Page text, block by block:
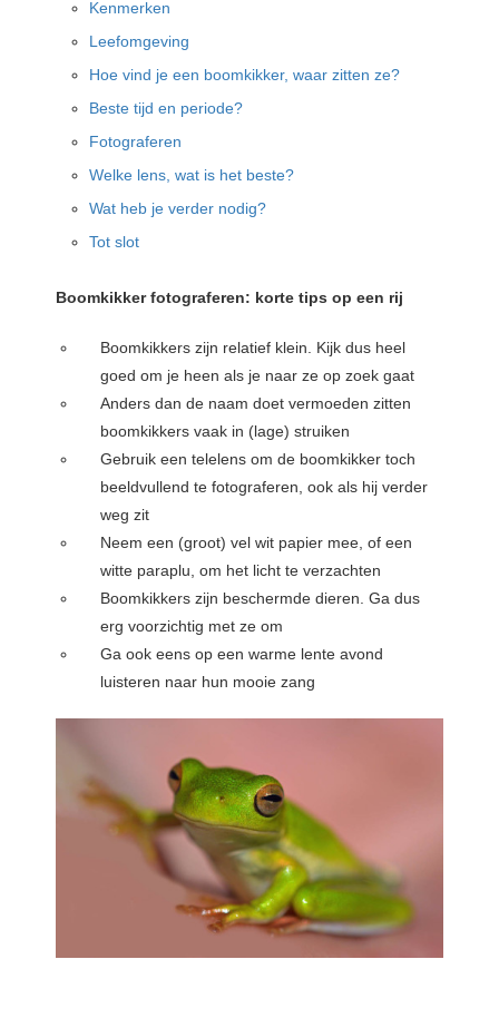
Kenmerken
Leefomgeving
Hoe vind je een boomkikker, waar zitten ze?
Beste tijd en periode?
Fotograferen
Welke lens, wat is het beste?
Wat heb je verder nodig?
Tot slot
Boomkikker fotograferen: korte tips op een rij
Boomkikkers zijn relatief klein. Kijk dus heel
goed om je heen als je naar ze op zoek gaat
Anders dan de naam doet vermoeden zitten
boomkikkers vaak in (lage) struiken
Gebruik een telelens om de boomkikker toch
beeldvullend te fotograferen, ook als hij verder
weg zit
Neem een (groot) vel wit papier mee, of een
witte paraplu, om het licht te verzachten
Boomkikkers zijn beschermde dieren. Ga dus
erg voorzichtig met ze om
Ga ook eens op een warme lente avond
luisteren naar hun mooie zang